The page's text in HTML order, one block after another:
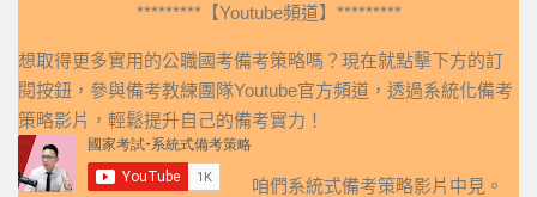
*********【Youtube頻道】*********
想取得更多實用的公職國考備考策略嗎？現在就點擊下方的訂
閱按鈕，參與備考教練團隊Youtube官方頻道，透過系統化備考
策略影片，輕鬆提升自己的備考實力！
咱們系統式備考策略影片中見。